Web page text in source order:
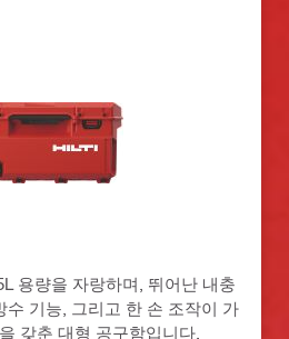
용량을 자랑하며, 뛰어난 내충
수 기능, 그리고 한 손 조작이 가
갖춘 대형 공구함입니다.